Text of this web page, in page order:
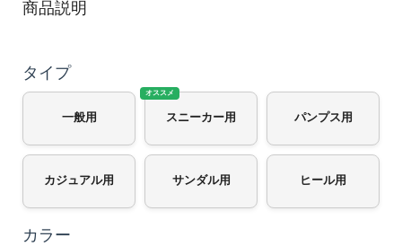
商品説明
タイプ
一般用 スニーカー用 パンプス用
カジュアル用 サンダル用 ヒール用
カラー